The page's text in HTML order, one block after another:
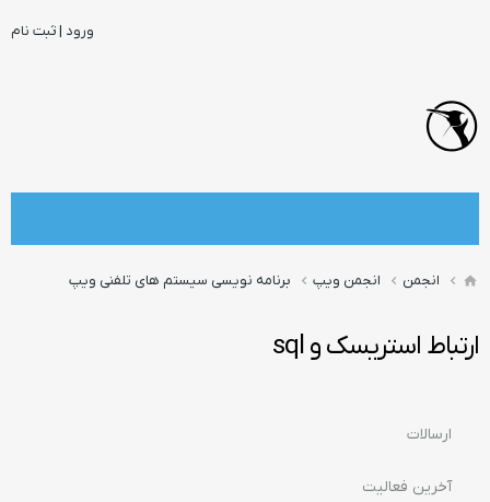
ورود | ثبت نام
انجمن انجمن ویپ برنامه نویسی سیستم های تلفنی ویپ
ارتباط استریسک و sql
ارسالات
آخرین فعالیت